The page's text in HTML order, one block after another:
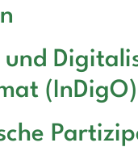
und
(InDigO)